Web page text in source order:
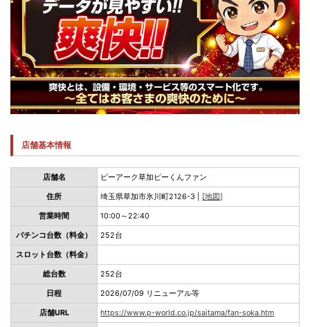
店舗基本情報
店舗名 ピーアーク草加ピーくんファン
住所 埼玉県草加市氷川町2126-3 | [地図]
営業時間 10:00～22:40
パチンコ台数（料金） 252台
スロット台数（料金）
総台数 252台
日程 2026/07/09 リニューアル等
店舗URL https://www.p-world.co.jp/saitama/fan-soka.htm